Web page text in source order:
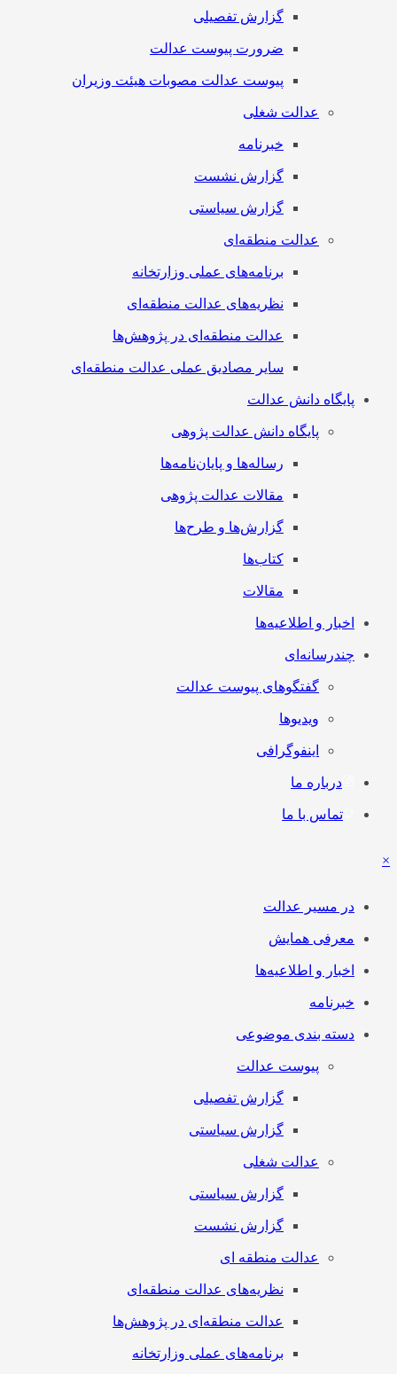
گزارش تفصیلی
ضرورت پیوست عدالت
پیوست عدالت مصوبات هیئت وزیران
عدالت شغلی
خبرنامه
گزارش نشست
گزارش سیاستی
عدالت منطقه‌ای
برنامه‌های عملی وزارتخانه
نظریه‌های عدالت منطقه‌ای
عدالت منطقه‌ای در پژوهش‌ها
سایر مصادیق عملی عدالت منطقه‌ای
پایگاه دانش عدالت
پایگاه دانش عدالت پژوهی
رساله‌ها و پایان‌نامه‌ها
مقالات عدالت پژوهی
گزارش‌ها و طرح‌ها
کتاب‌ها
مقالات
اخبار و اطلاعیه‌ها
چندرسانه‌ای
گفتگوهای پیوست عدالت
ویدیوها
اینفوگرافی
درباره ما
تماس با ما
×
در مسیر عدالت
معرفی همایش
اخبار و اطلاعیه‌ها
خبرنامه
دسته بندی موضوعی
پیوست عدالت
گزارش تفصیلی
گزارش سیاستی
عدالت شغلی
گزارش سیاستی
گزارش نشست
عدالت منطقه ای
نظریه‌های عدالت منطقه‌ای
عدالت منطقه‌ای در پژوهش‌ها
برنامه‌های عملی وزارتخانه